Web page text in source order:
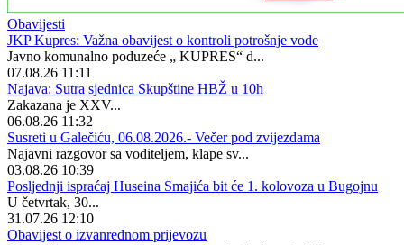
Obavijesti
JKP Kupres: Važna obavijest o kontroli potrošnje vode
Javno komunalno poduzeće „ KUPRES“ d...
07.08.26 11:11
Najava: Sutra sjednica Skupštine HBŽ u 10h
Zakazana je XXV...
06.08.26 11:32
Susreti u Galečiću, 06.08.2026.- Večer pod zvijezdama
Najavni razgovor sa voditeljem, klape sv...
03.08.26 10:39
Posljednji ispraćaj Huseina Smajića bit će 1. kolovoza u Bugojnu
U četvrtak, 30...
31.07.26 12:10
Obavijest o izvanrednom prijevozu